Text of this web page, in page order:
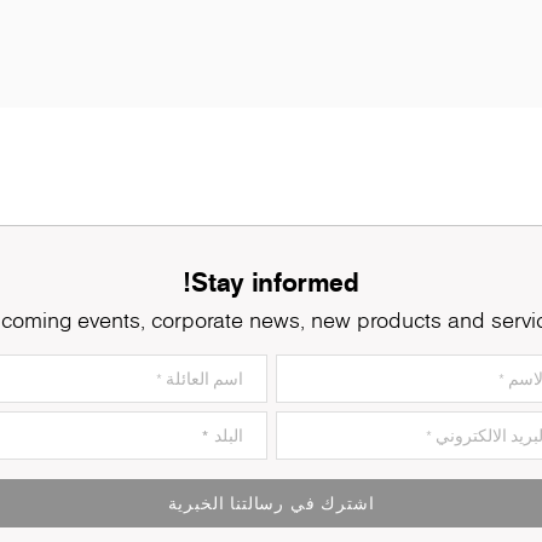
Stay informed!
events, corporate news, new products and
اشترك في رسالتنا الخبرية